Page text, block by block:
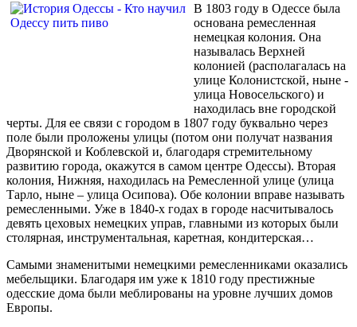
В 1803 году в Одессе была
основана ремесленная
немецкая колония. Она
называлась Верхней
колонией (располагалась на
улице Колонистской, ныне -
улица Новосельского) и
находилась вне городской
черты. Для ее связи с городом в 1807 году буквально через
поле были проложены улицы (потом они получат названия
Дворянской и Коблевской и, благодаря стремительному
развитию города, окажутся в самом центре Одессы). Вторая
колония, Нижняя, находилась на Ремесленной улице (улица
Тарло, ныне – улица Осипова). Обе колонии вправе называть
ремесленными. Уже в 1840-х годах в городе насчитывалось
девять цеховых немецких управ, главными из которых были
столярная, инструментальная, каретная, кондитерская…
Самыми знаменитыми немецкими ремесленниками оказались
мебельщики. Благодаря им уже к 1810 году престижные
одесские дома были меблированы на уровне лучших домов
Европы.